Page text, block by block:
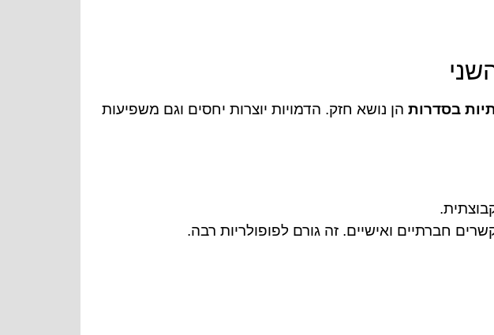
בסדרות הן נושא חזק. הדמויות יוצרות יחסים וגם משפיעות
חברתיים ואישיים. זה גורם לפופולריות רבה.